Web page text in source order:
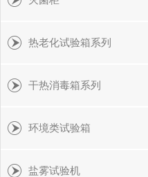
热老化试验箱系列
干热消毒箱系列
环境类试验箱
盐雾试验机